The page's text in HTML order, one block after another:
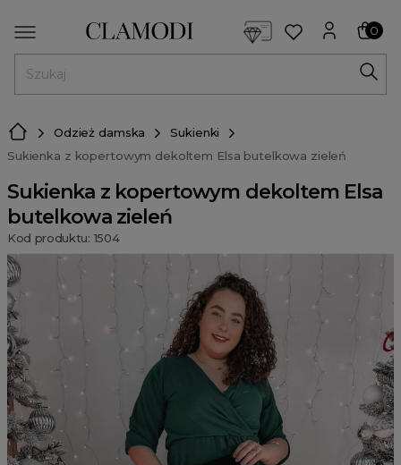
0
Odzież damska
Sukienki
Sukienka z kopertowym dekoltem Elsa butelkowa zieleń
Sukienka z kopertowym dekoltem Elsa
butelkowa zieleń
Kod produktu: 1504